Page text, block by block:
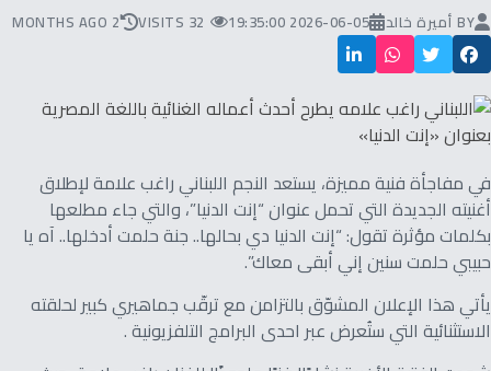
BY أميرة خالد 2026-06-05 19:35:00
32 VISITS
2 MONTHS AGO
في مفاجأة فنية مميزة، يستعد النجم اللبناني راغب علامة لإطلاق
أغنيته الجديدة التي تحمل عنوان “إنت الدنيا”، والتي جاء مطلعها
بكلمات مؤثرة تقول: “إنت الدنيا دي بحالها.. جنة حلمت أدخلها.. آه يا
حبيبي حلمت سنين إني أبقى معاك”.
يأتي هذا الإعلان المشوّق بالتزامن مع ترقّب جماهيري كبير لحلقته
الاستثنائية التي ستُعرض عبر احدى البرامج التلفزيونية .